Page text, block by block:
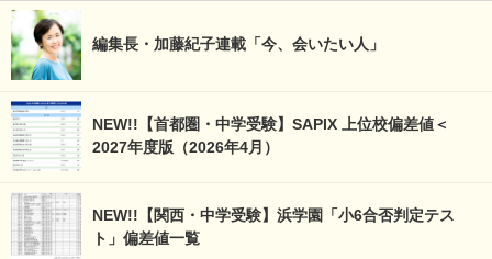
編集長・加藤紀子連載「今、会いたい人」
NEW!!【首都圏・中学受験】SAPIX 上位校偏差値＜
2027年度版（2026年4月）
NEW!!【関西・中学受験】浜学園「小6合否判定テス
ト」偏差値一覧